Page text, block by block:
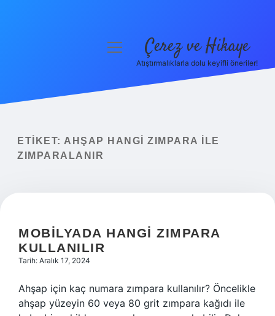
Yasal Uyarı
menüyü Çerez ve Hikaye
Atıştırmalıklarla dolu keyifli öneriler!
ETIKET: AHŞAP HANGI ZIMPARA ILE
ZIMPARALANIR
MOBILYADA HANGI ZIMPARA
KULLANILIR
Tarih: Aralık 17, 2024
Ahşap için kaç numara zımpara kullanılır? Öncelikle
ahşap yüzeyin 60 veya 80 grit zımpara kağıdı ile